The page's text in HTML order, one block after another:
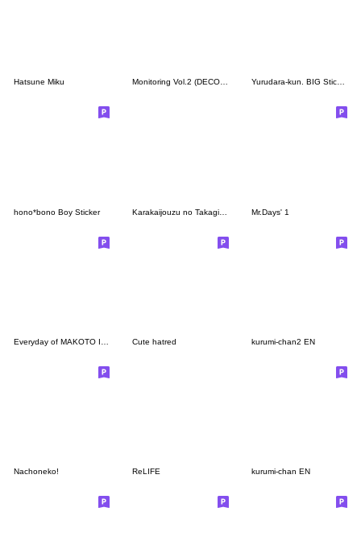
Hatsune Miku Monitoring Vol.2 (DECO*27) Yurudara-kun. BIG Sticker
hono*bono Boy Sticker Mr.Days' 1
Cute hatred kurumi-chan2 EN
Nachoneko! ReLIFE kurumi-chan EN